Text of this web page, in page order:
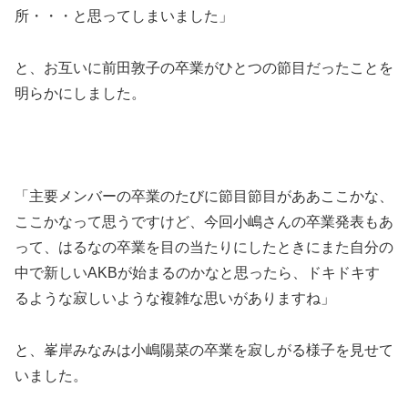
所・・・と思ってしまいました」
と、お互いに前田敦子の卒業がひとつの節目だったことを
明らかにしました。
「主要メンバーの卒業のたびに節目節目がああここかな、
ここかなって思うですけど、今回小嶋さんの卒業発表もあ
って、はるなの卒業を目の当たりにしたときにまた自分の
中で新しいAKBが始まるのかなと思ったら、ドキドキす
るような寂しいような複雑な思いがありますね」
と、峯岸みなみは小嶋陽菜の卒業を寂しがる様子を見せて
いました。